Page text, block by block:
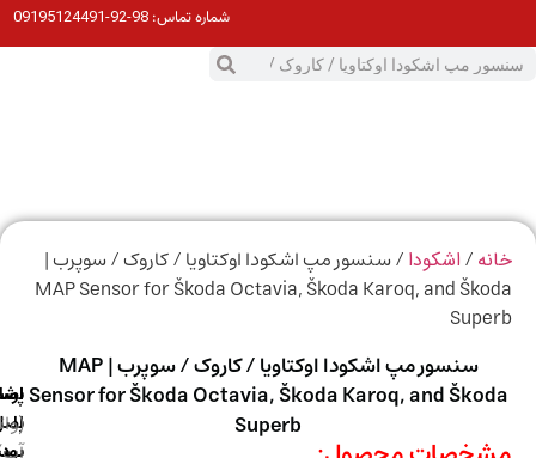
شماره تماس:98-92-09195124491
/اشکودا/ سنسور مپ اشکودا اوکتاویا / کاروک / سوپرب |
MAP Sensor for Škoda Octavia, Škoda Karoq, and
سنسور مپ اشکودا اوکتاویا / کاروک / سوپرب | MAP
Sensor for Škoda Octavia, Škoda Karoq, and
Superb
ارسال
اصالت
پشتیبانی
(واتس